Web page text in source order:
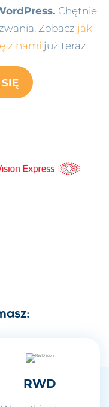
Chętnie
Zobacz jak
z nami już teraz.
RWD